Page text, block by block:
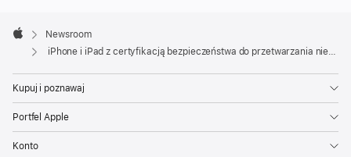
rygorystycznych
bezpieczeństwa
i
Footer

Apple
Newsroom
iPhone i iPad z certyfikacją bezpieczeństwa do przetwarzania niejawnych informacji NATO
Kupuj i poznawaj
Portfel Apple
Konto